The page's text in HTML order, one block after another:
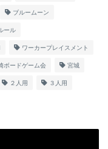
ブルームーン
ール
ワーカープレイスメント
ボードゲーム会 宮城
２人用 ３人用